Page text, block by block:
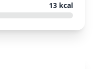
13 kcal